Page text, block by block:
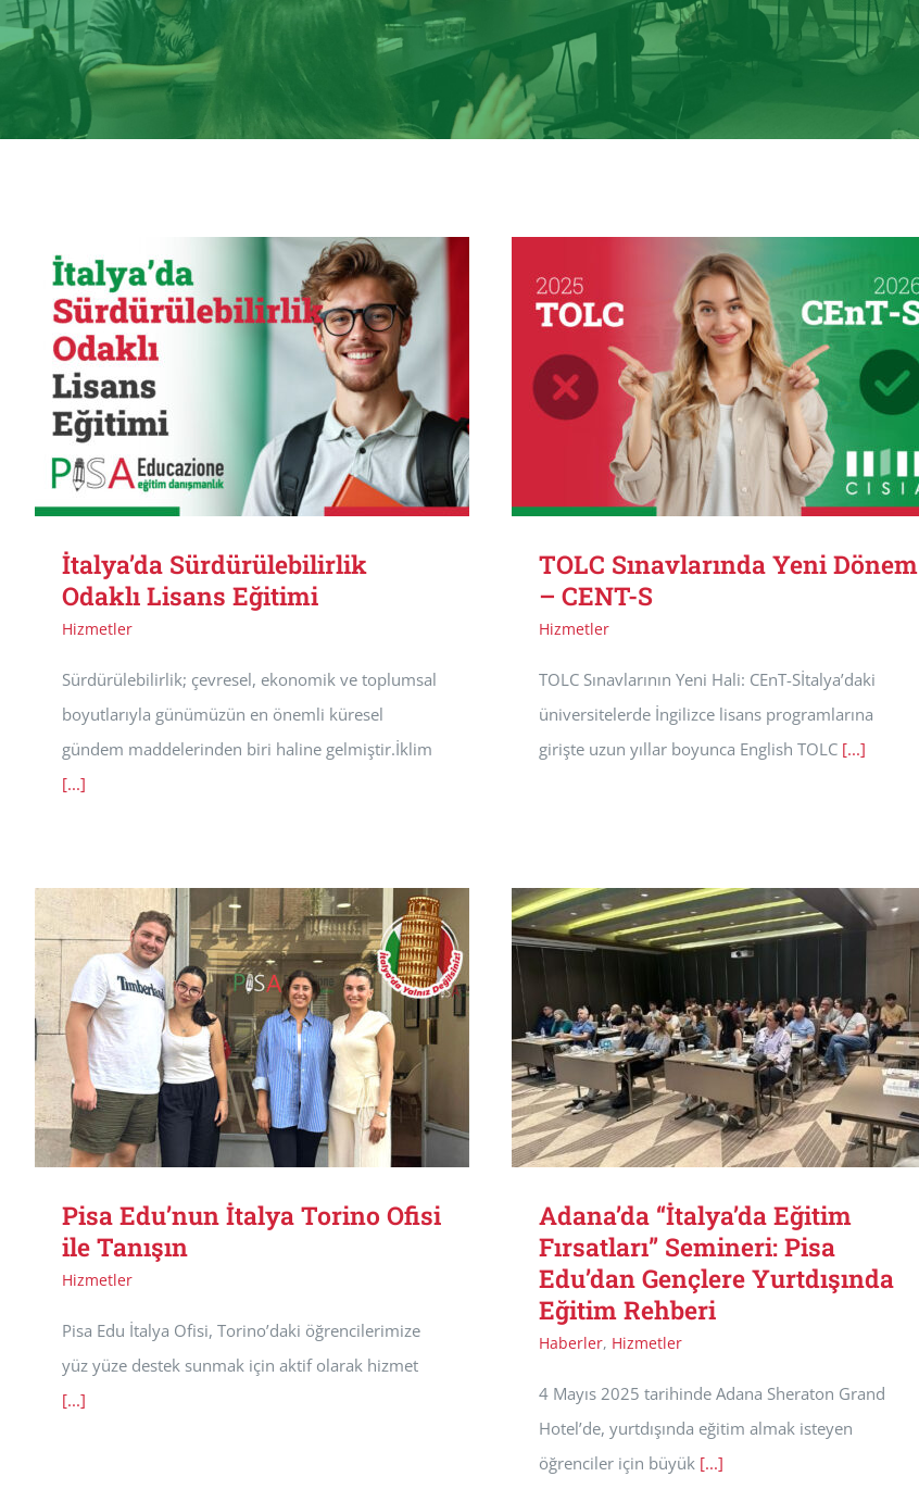
İtalya’da Sürdürülebilirlik
Odaklı Lisans Eğitimi
Hizmetler
Sürdürülebilirlik; çevresel, ekonomik ve toplumsal
boyutlarıyla günümüzün en önemli küresel
gündem maddelerinden biri haline gelmiştir.İklim
[...]
TOLC Sınavlarında Yeni Dönem
– CENT-S
Hizmetler
TOLC Sınavlarının Yeni Hali: CEnT-Sİtalya’daki
üniversitelerde İngilizce lisans programlarına
girişte uzun yıllar boyunca English TOLC [...]
Pisa Edu’nun İtalya Torino Ofisi
ile Tanışın
Hizmetler
Pisa Edu İtalya Ofisi, Torino’daki öğrencilerimize
yüz yüze destek sunmak için aktif olarak hizmet
[...]
Adana’da “İtalya’da Eğitim
Fırsatları” Semineri: Pisa
Edu’dan Gençlere Yurtdışında
Eğitim Rehberi
Haberler, Hizmetler
4 Mayıs 2025 tarihinde Adana Sheraton Grand
Hotel’de, yurtdışında eğitim almak isteyen
öğrenciler için büyük [...]